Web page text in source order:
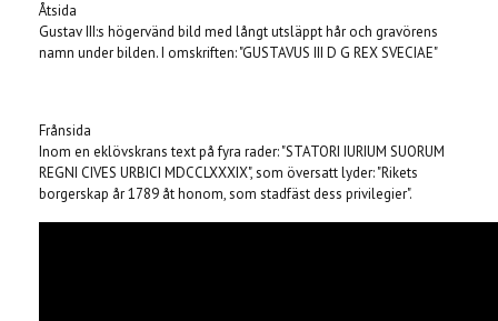
Åtsida
Gustav III:s högervänd bild med långt utsläppt hår och gravörens
namn under bilden. I omskriften: "GUSTAVUS III D G REX SVECIAE"
Frånsida
Inom en eklövskrans text på fyra rader: "STATORI IURIUM SUORUM
REGNI CIVES URBICI MDCCLXXXIX", som översatt lyder: "Rikets
borgerskap år 1789 åt honom, som stadfäst dess privilegier".